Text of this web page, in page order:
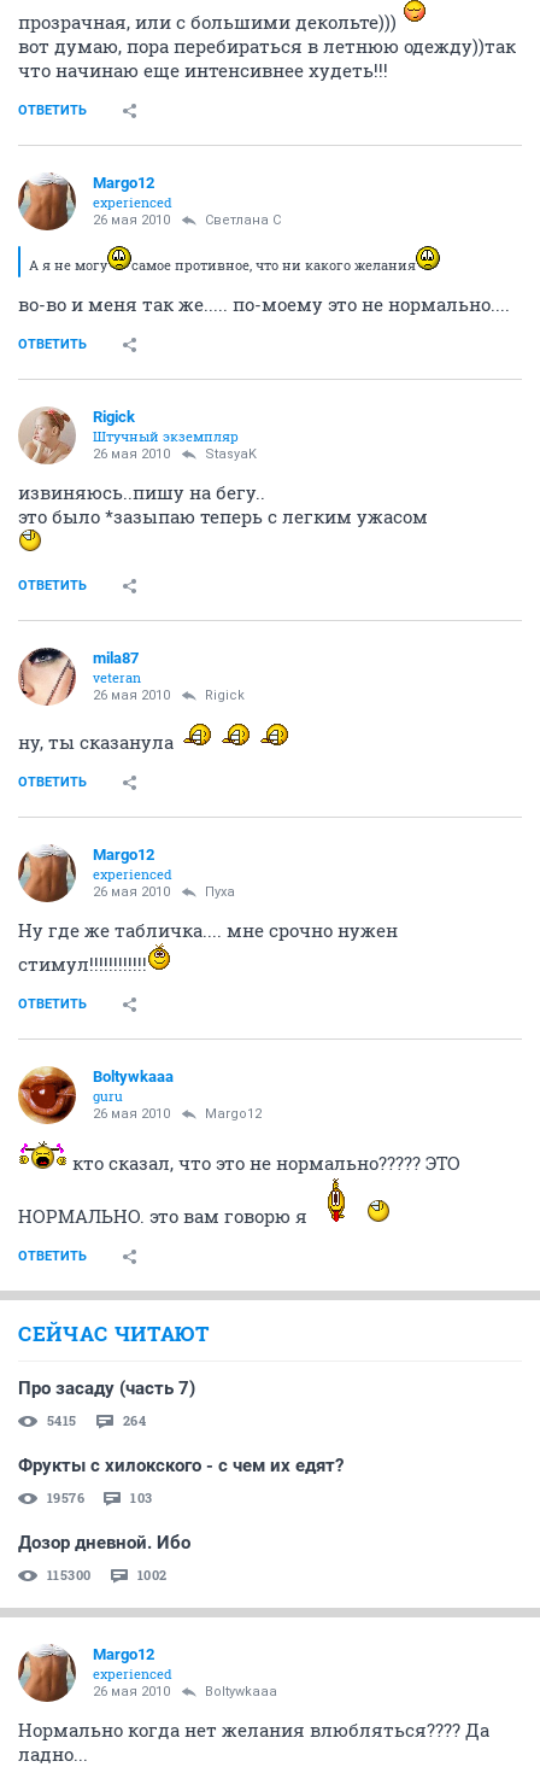
прозрачная, или с большими декольте)))
вот думаю, пора перебираться в летнюю одежду))так
что начинаю еще интенсивнее худеть!!!
ОТВЕТИТЬ
Margo12
experienced
26 мая 2010 Светлана С
А я не могу самое противное, что ни какого желания
во-во и меня так же..... по-моему это не нормально....
ОТВЕТИТЬ
Rigick
Штучный экземпляр
26 мая 2010 StasyaK
извиняюсь..пишу на бегу..
это было *зазыпаю теперь с легким ужасом
ОТВЕТИТЬ
mila87
veteran
26 мая 2010 Rigick
ну, ты сказанула
ОТВЕТИТЬ
Margo12
experienced
26 мая 2010 Пуха
Ну где же табличка.... мне срочно нужен
стимул!!!!!!!!!!!!
ОТВЕТИТЬ
Boltywkaaa
guru
26 мая 2010 Margo12
кто сказал, что это не нормально????? ЭТО
НОРМАЛЬНО. это вам говорю я
ОТВЕТИТЬ
СЕЙЧАС ЧИТАЮТ
Про засаду (часть 7)
5415 264
Фрукты с хилокского - с чем их едят?
19576 103
Дозор дневной. Ибо
115300 1002
Margo12
experienced
26 мая 2010 Boltywkaaa
Нормально когда нет желания влюбляться???? Да
ладно...